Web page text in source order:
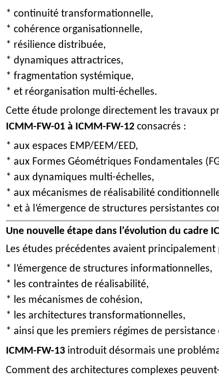
* continuité transformationnelle,
* cohérence organisationnelle,
* résilience distribuée,
* dynamiques attractrices,
* fragmentation systémique,
* et réorganisation multi-échelles.
Cette étude prolonge directement les travaux
ICMM-FW-01 à ICMM-FW-12 consacrés :
* aux espaces EMP/EEM/EED,
* aux Formes Géométriques Fondamentales
* aux dynamiques multi-échelles,
* aux mécanismes de réalisabilité
* et à l’émergence de structures persistantes
Une nouvelle étape dans l’évolution du cadre
Les études précédentes avaient
* l’émergence de structures informationnelles,
* les contraintes de réalisabilité,
* les mécanismes de cohésion,
* les architectures transformationnelles,
* ainsi que les premiers régimes de
ICMM-FW-13 introduit désormais une
Comment des architectures complexes